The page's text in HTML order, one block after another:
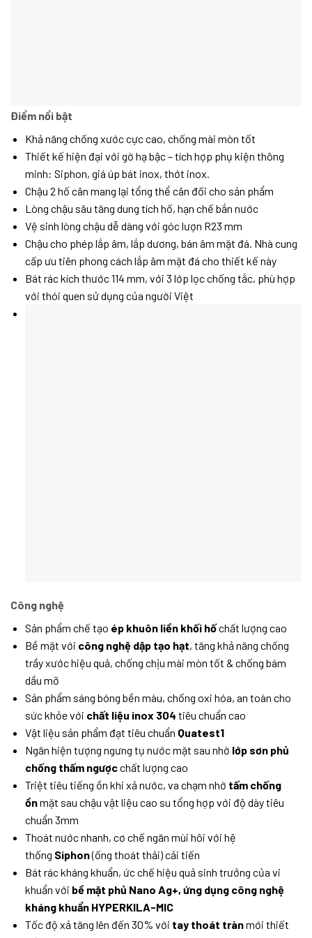
Điểm nổi bật
Khả năng chống xước cực cao, chống mài mòn tốt
Thiết kế hiện đại với gờ hạ bậc – tích hợp phụ kiện thông
minh: Siphon, giá úp bát inox, thớt inox.
Chậu 2 hố cân mang lại tổng thể cân đối cho sản phẩm
Lòng chậu sâu tăng dung tích hố, hạn chế bắn nước
Vệ sinh lòng chậu dễ dàng với góc lượn R23 mm
Chậu cho phép lắp âm, lắp dương, bán âm mặt đá. Nhà cung
cấp ưu tiên phong cách lắp âm mặt đá cho thiết kế này
Bát rác kích thước 114 mm, với 3 lớp lọc chống tắc, phù hợp
với thói quen sử dụng của người Việt
Công nghệ
Sản phẩm chế tạo ép khuôn liền khối hốchất lượng cao
Bề mặt với công nghệ dập tạo hạt, tăng khả năng chống
trầy xước hiệu quả, chống chịu mài mòn tốt & chống bám
dầu mỡ
Sản phẩm sáng bóng bền màu, chống oxi hóa, an toàn cho
sức khỏe với chất liệu inox 304 tiêu chuẩn cao
Vật liệu sản phẩm đạt tiêu chuẩn Quatest1
Ngăn hiện tượng ngưng tụ nước mặt sau nhờ lớp sơn phủ
chống thấm ngượcchất lượng cao
Triệt tiêu tiếng ồn khi xả nước, va chạm nhờ tấm chống
ồnmặt sau chậu vật liệu cao su tổng hợp với độ dày tiêu
chuẩn 3mm
Thoát nước nhanh, cơ chế ngăn mùi hôi với hệ
thống Siphon(ống thoát thải) cải tiến
Bát rác kháng khuẩn, ức chế hiệu quả sinh trưởng của vi
khuẩn với bề mặt phủ Nano Ag+, ứng dụng công nghệ
kháng khuẩn HYPERKILA-MIC
Tốc độ xả tăng lên đến 30% với tay thoát trànmới thiết